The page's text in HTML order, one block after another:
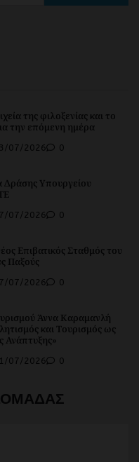
της φιλοξενίας και το
την επόμενη ημέρα
07/2026 0
Υπουργείου
07/2026 0
Επιβατικός Σταθμός του
Παξούς
07/2026 0
Άννα Καραμανλή
και Τουρισμός ως
Ανάπτυξης»
07/2026 0